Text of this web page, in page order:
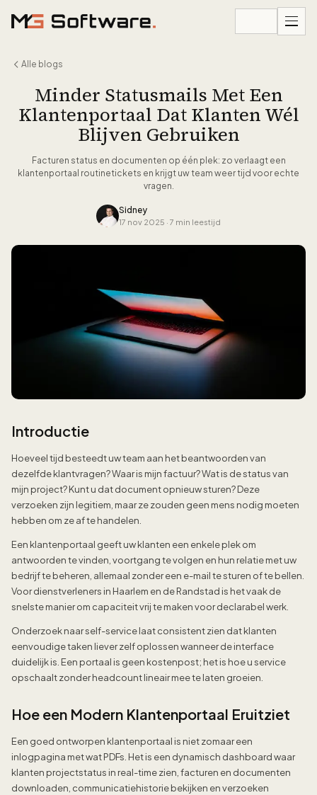
Alle blogs
Minder Statusmails Met Een
Klantenportaal Dat Klanten Wél
Blijven Gebruiken
Facturen status en documenten op één plek: zo verlaagt een
klantenportaal routinetickets en krijgt uw team weer tijd voor echte
vragen.
Sidney
17 nov 2025 · 7 min leestijd
Introductie
Hoeveel tijd besteedt uw team aan het beantwoorden van
dezelfde klantvragen? Waar is mijn factuur? Wat is de status van
mijn project? Kunt u dat document opnieuw sturen? Deze
verzoeken zijn legitiem, maar ze zouden geen mens nodig moeten
hebben om ze af te handelen.
Een klantenportaal geeft uw klanten een enkele plek om
antwoorden te vinden, voortgang te volgen en hun relatie met uw
bedrijf te beheren, allemaal zonder een e-mail te sturen of te bellen.
Voor dienstverleners in Haarlem en de Randstad is het vaak de
snelste manier om capaciteit vrij te maken voor declarabel werk.
Onderzoek naar self-service laat consistent zien dat klanten
eenvoudige taken liever zelf oplossen wanneer de interface
duidelijk is. Een portaal is geen kostenpost; het is hoe u service
opschaalt zonder headcount lineair mee te laten groeien.
Hoe een Modern Klantenportaal Eruitziet
Een goed ontworpen klantenportaal is niet zomaar een
inlogpagina met wat PDFs. Het is een dynamisch dashboard waar
klanten projectstatus in real-time zien, facturen en documenten
downloaden, communicatiehistorie bekijken en verzoeken